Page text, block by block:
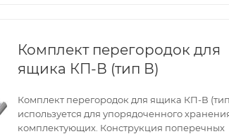
Комплект перегородок для
ящика КП-В (тип В)
Комплект перегородок для ящика КП-В
используется для упорядоченного
комплектующих. Конструкция поперечных